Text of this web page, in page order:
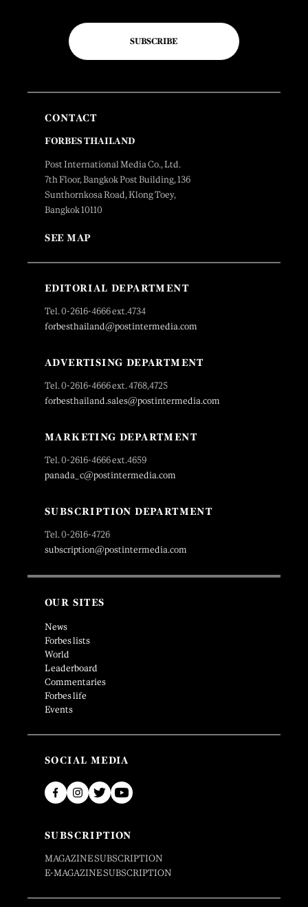
SUBSCRIBE
CONTACT
FORBES THAILAND
Post International Media Co., Ltd.
7th Floor, Bangkok Post Building, 136
Sunthornkosa Road, Klong Toey,
Bangkok 10110
SEE MAP
EDITORIAL DEPARTMENT
Tel. 0-2616-4666 ext.4734
forbesthailand@postintermedia.com
ADVERTISING DEPARTMENT
Tel. 0-2616-4666 ext. 4768,4725
forbesthailand.sales@postintermedia.com
MARKETING DEPARTMENT
Tel. 0-2616-4666 ext.4659
panada_c@postintermedia.com
SUBSCRIPTION DEPARTMENT
Tel. 0-2616-4726
subscription@postintermedia.com
OUR SITES
News
Forbes lists
World
Leaderboard
Commentaries
Forbes life
Events
SOCIAL MEDIA
SUBSCRIPTION
MAGAZINE SUBSCRIPTION
E-MAGAZINE SUBSCRIPTION